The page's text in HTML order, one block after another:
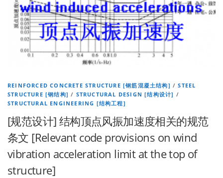
REINFORCED CONCRETE STRUCTURE [钢筋混凝土结构] /STEEL
STRUCTURE [钢结构] / STRUCTURAL DESIGN [结构设计] /
STRUCTURAL ENGINEERING [结构工程]
[规范设计] 结构顶点风振加速度相关的规范
条文 [Relevant code provisions on wind
vibration acceleration limit at the top of
structure]